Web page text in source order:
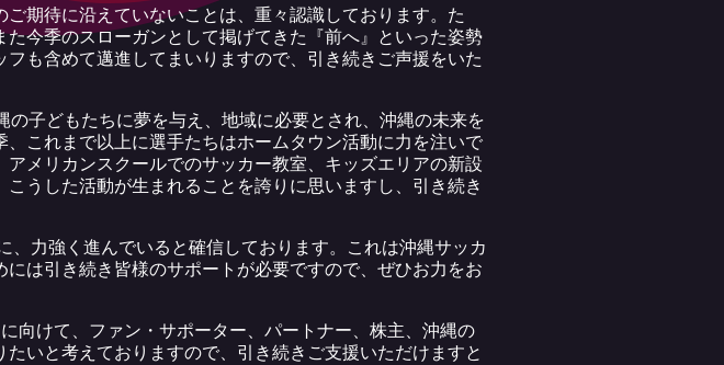
期待に沿えていないことは、重々認識しております。た
今季のスローガンとして掲げてきた『前へ』といった姿勢
も含めて邁進してまいりますので、引き続きご声援をいた
子どもたちに夢を与え、地域に必要とされ、沖縄の未来を
これまで以上に選手たちはホームタウン活動に力を注いで
メリカンスクールでのサッカー教室、キッズエリアの新設
うした活動が生まれることを誇りに思いますし、引き続き
力強く進んでいると確信しております。これは沖縄サッカ
は引き続き皆様のサポートが必要ですので、ぜひお力をお
向けて、ファン・サポーター、パートナー、株主、沖縄の
いと考えておりますので、引き続きご支援いただけますと